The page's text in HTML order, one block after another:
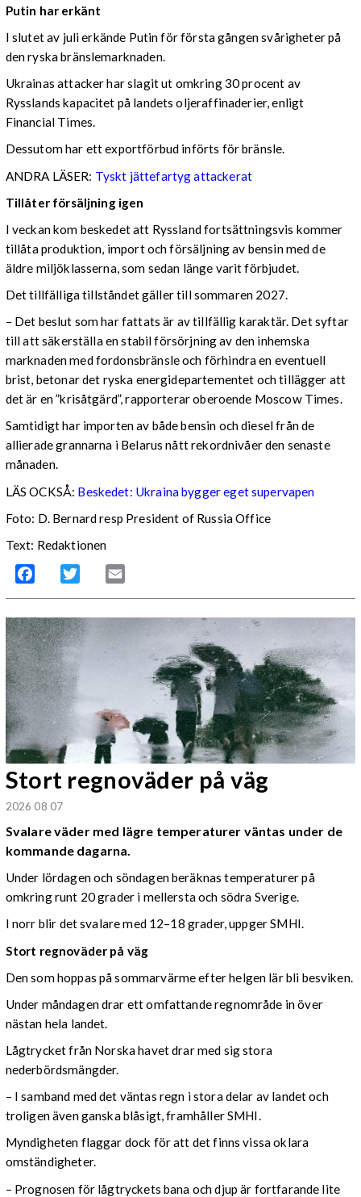
Putin har erkänt
I slutet av juli erkände Putin för första gången svårigheter på
den ryska bränslemarknaden.
Ukrainas attacker har slagit ut omkring 30 procent av
Rysslands kapacitet på landets oljeraffinaderier, enligt
Financial Times.
Dessutom har ett exportförbud införts för bränsle.
ANDRA LÄSER: Tyskt jättefartyg attackerat
Tillåter försäljning igen
I veckan kom beskedet att Ryssland fortsättningsvis kommer
tillåta produktion, import och försäljning av bensin med de
äldre miljöklasserna, som sedan länge varit förbjudet.
Det tillfälliga tillståndet gäller till sommaren 2027.
– Det beslut som har fattats är av tillfällig karaktär. Det syftar
till att säkerställa en stabil försörjning av den inhemska
marknaden med fordonsbränsle och förhindra en eventuell
brist, betonar det ryska energidepartementet och tillägger att
det är en ”krisåtgärd”, rapporterar oberoende Moscow Times.
Samtidigt har importen av både bensin och diesel från de
allierade grannarna i Belarus nått rekordnivåer den senaste
månaden.
LÄS OCKSÅ: Beskedet: Ukraina bygger eget supervapen
Foto: D. Bernard resp President of Russia Office
Text: Redaktionen
Facebook Twitter
Stort regnoväder på väg
2026 08 07
Svalare väder med lägre temperaturer väntas under de
kommande dagarna.
Under lördagen och söndagen beräknas temperaturer på
omkring runt 20 grader i mellersta och södra Sverige.
I norr blir det svalare med 12–18 grader, uppger SMHI.
Stort regnoväder på väg
Den som hoppas på sommarvärme efter helgen lär bli besviken.
Under måndagen drar ett omfattande regnområde in över
nästan hela landet.
Lågtrycket från Norska havet drar med sig stora
nederbördsmängder.
– I samband med det väntas regn i stora delar av landet och
troligen även ganska blåsigt, framhåller SMHI.
Myndigheten flaggar dock för att det finns vissa oklara
omständigheter.
– Prognosen för lågtryckets bana och djup är fortfarande lite